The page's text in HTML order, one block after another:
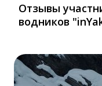
Отзывы
водников